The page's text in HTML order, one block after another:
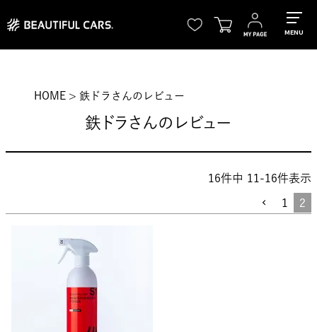
MENU
HOME 鉄ドラさんのレビュー
鉄ドラさんのレビュー
16件中 11 -16件表示
1 2